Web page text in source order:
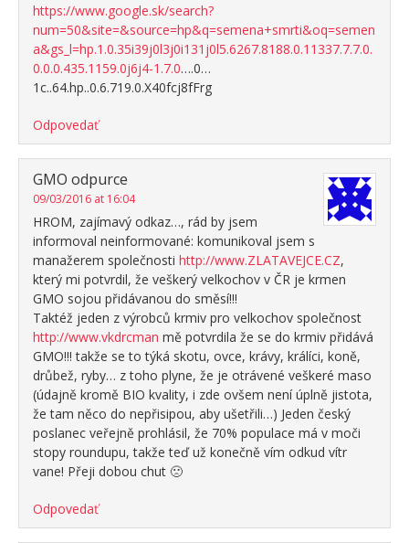
https://www.google.sk/search?
num=50&site=&source=hp&q=semena+smrti&oq=semen
a&gs_l=hp.1.0.35i39j0l3j0i131j0l5.6267.8188.0.11337.7.7.0.
0.0.0.435.1159.0j6j4-1.7.0….0…
1c..64.hp..0.6.719.0.X40fcj8fFrg
Odpovedať
GMO odpurce
09/03/2016 at 16:04
HROM, zajímavý odkaz…, rád by jsem
informoval neinformované: komunikoval jsem s
manažerem společnosti http://www.ZLATAVEJCE.CZ,
který mi potvrdil, že veškerý velkochov v ČR je krmen
GMO sojou přidávanou do směsí!!!
Taktéž jeden z výrobců krmiv pro velkochov společnost
http://www.vkdrcman mě potvrdila že se do krmiv přidává
GMO!!! takže se to týká skotu, ovce, krávy, králíci, koně,
drůbež, ryby… z toho plyne, že je otrávené veškeré maso
(údajně kromě BIO kvality, i zde ovšem není úplně jistota,
že tam něco do nepřisipou, aby ušetřili…) Jeden český
poslanec veřejně prohlásil, že 70% populace má v moči
stopy roundupu, takže teď už konečně vím odkud vítr
vane! Přeji dobou chut 🙁
Odpovedať